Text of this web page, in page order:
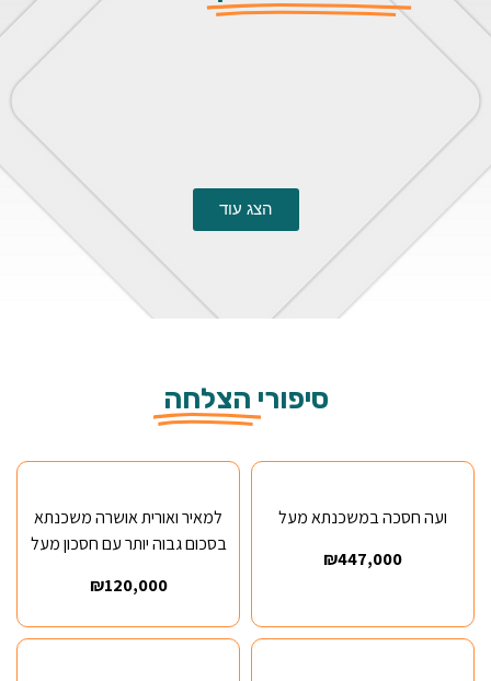
הצג עוד
סיפורי הצלחה
ועה חסכה במשכנתא מעל
₪447,000
למאיר ואורית אושרה משכנתא
בסכום גבוה יותר עם חסכון מעל
₪120,000